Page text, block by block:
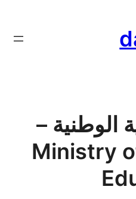
الوطنية –
Ministry